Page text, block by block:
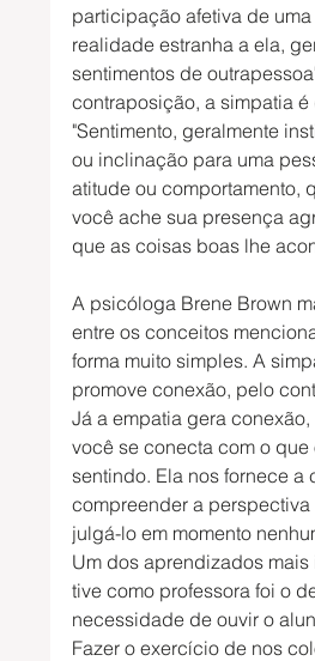
participação afetiva de
realidade estranha a ela,
sentimentos de
contraposição, a simpatia
"Sentimento, geralmente
ou inclinação para uma
atitude ou comportamento,
você ache sua presença
que as coisas boas lhe
A psicóloga Brene Brown
entre os conceitos
forma muito simples. A
promove conexão, pelo
Já a empatia gera
você se conecta com o que
sentindo. Ela nos fornece
compreender a perspectiva
julgá-lo em momento
Um dos aprendizados
tive como professora foi o
necessidade de ouvir o
Fazer o exercício de nos